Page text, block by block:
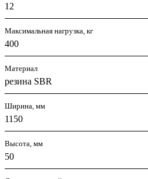
12
Максимальная нагрузка, кг
400
Материал
резина SBR
Ширина, мм
1150
Высота, мм
50